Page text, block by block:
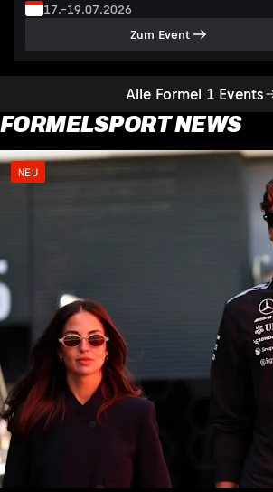
Alle Formel 1 Events
17.–19.07.2026
Zum Event
FORMELSPORT NEWS
NEU